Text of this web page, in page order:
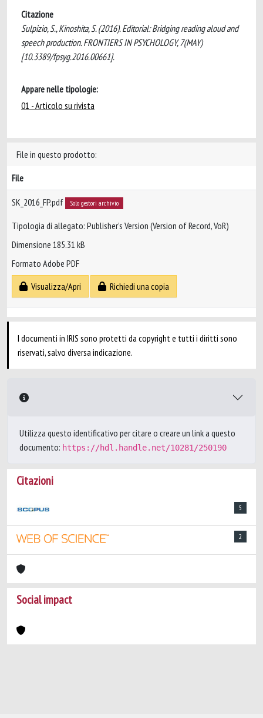
Citazione
Sulpizio, S., Kinoshita, S. (2016). Editorial: Bridging reading aloud and
speech production. FRONTIERS IN PSYCHOLOGY, 7(MAY)
[10.3389/fpsyg.2016.00661].
Appare nelle tipologie:
01 - Articolo su rivista
File in questo prodotto:
File
SK_2016_FP.pdf Solo gestori archivio
Tipologia di allegato: Publisher’s Version (Version of Record, VoR)
Dimensione 185.31 kB
Formato Adobe PDF
Visualizza/Apri
Richiedi una copia
I documenti in IRIS sono protetti da copyright e tutti i diritti sono
riservati, salvo diversa indicazione.
Utilizza questo identificativo per citare o creare un link a questo
documento: https://hdl.handle.net/10281/250190
Citazioni
5
2
Social impact